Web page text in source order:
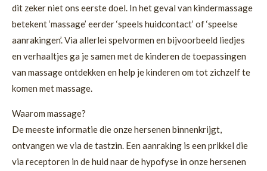
dit zeker niet ons eerste doel. In het geval van kindermassage
betekent ‘massage’ eerder ‘speels huidcontact’ of ‘speelse
aanrakingen’. Via allerlei spelvormen en bijvoorbeeld liedjes
en verhaaltjes ga je samen met de kinderen de toepassingen
van massage ontdekken en help je kinderen om tot zichzelf te
komen met massage.
Waarom massage?
De meeste informatie die onze hersenen binnenkrijgt,
ontvangen we via de tastzin. Een aanraking is een prikkel die
via receptoren in de huid naar de hypofyse in onze hersenen